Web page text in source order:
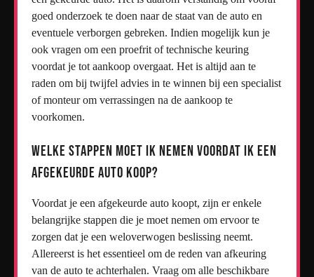
goed onderzoek te doen naar de staat van de auto en
eventuele verborgen gebreken. Indien mogelijk kun je
ook vragen om een proefrit of technische keuring
voordat je tot aankoop overgaat. Het is altijd aan te
raden om bij twijfel advies in te winnen bij een specialist
of monteur om verrassingen na de aankoop te
voorkomen.
Welke stappen moet ik nemen voordat ik een
afgekeurde auto koop?
Voordat je een afgekeurde auto koopt, zijn er enkele
belangrijke stappen die je moet nemen om ervoor te
zorgen dat je een weloverwogen beslissing neemt.
Allereerst is het essentieel om de reden van afkeuring
van de auto te achterhalen. Vraag om alle beschikbare